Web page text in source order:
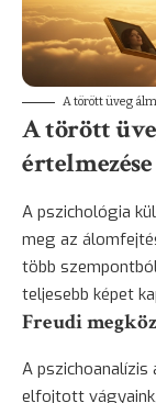
A törött üveg
A törött
értelmezése
A pszichológia
meg az
több
teljesebb képet
Freudi
A pszichoanalízis
elfojtott